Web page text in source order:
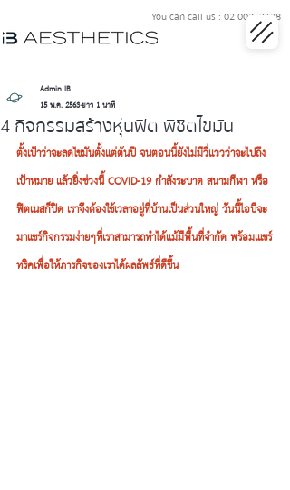
You can call us : 02 002 3128
4 กิจกรรมสร้างหุ่นฟิต พิชิตไขมัน
Admin IB
15 พ.ค. 2563ยาว 1 นาที
ตั้งเป้าว่าจะลดไขมันตั้งเเต่ต้นปี จนตอนนี้ยังไม่มีวี่เเววว่าจะไปถึง
เป้าหมาย แล้วยิ่งช่วงนี้ COVID-19 กำลังระบาด สนามกีฬา หรือ
ฟิตเนสก็ปิด เราจึงต้องใช้เวลาอยู่ที่บ้านเป็นส่วนใหญ่ วันนี้ไอบีจะ
มาแชร์กิจกรรมง่ายๆที่เราสามารถทำได้แม้มีพื้นที่จำกัด พร้อมเแชร์
ทริคเพื่อให้ภารกิจของเราได้ผลลัพธ์ที่ดีขึ้น